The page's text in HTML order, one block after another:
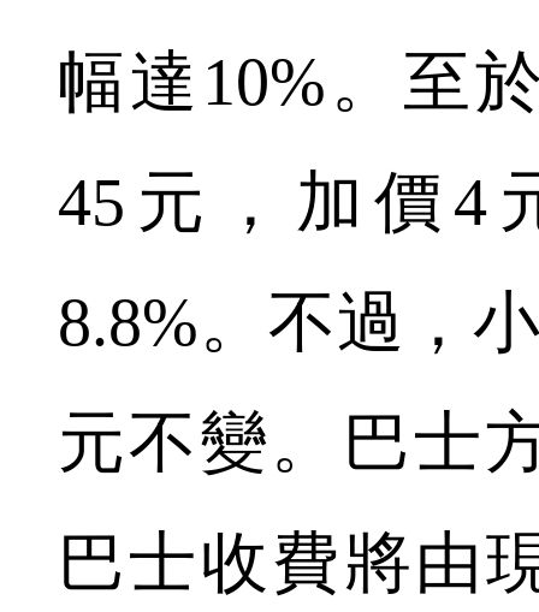
幅達10%。至
45元，加價4
8.8%。不過，
元不變。巴士
巴士收費將由